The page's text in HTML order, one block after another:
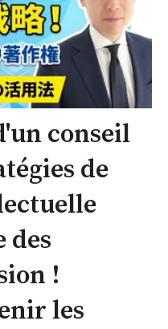
conseil
de
des
!
les